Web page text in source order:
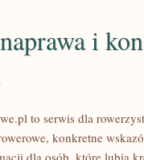
i
to serwis dla
konkretne
dla osób, które lubią